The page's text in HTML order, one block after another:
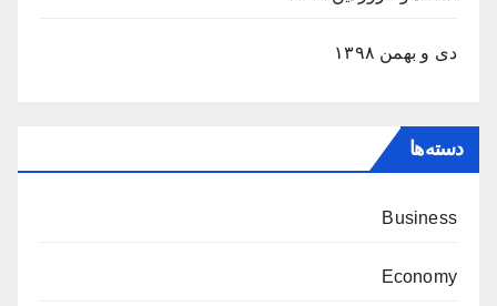
دی و بهمن ۱۳۹۸
دسته‌ها
Business
Economy